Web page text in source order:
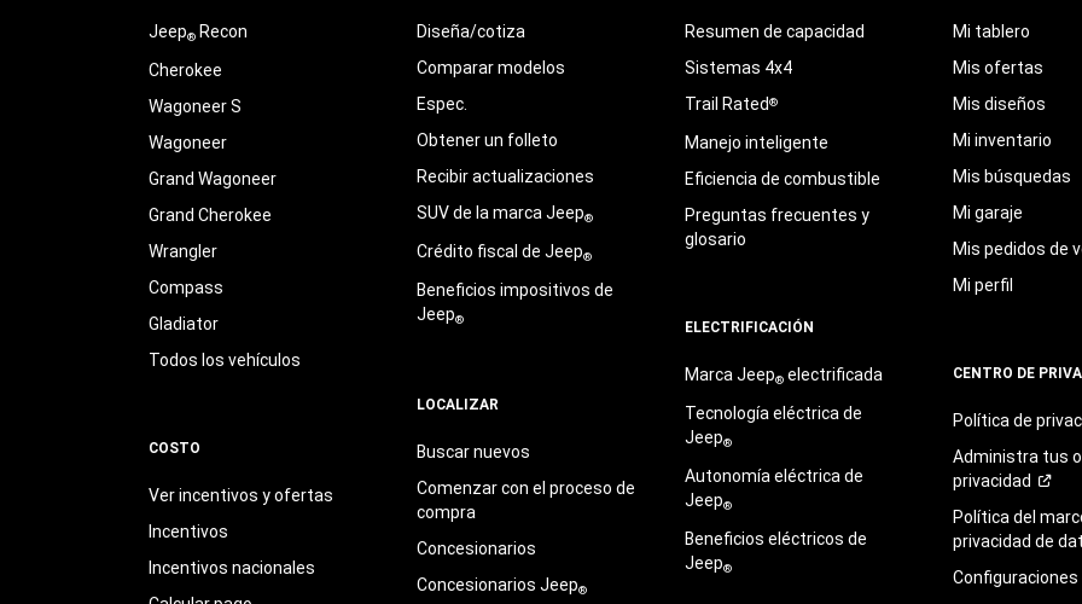
Jeep®Recon
Cherokee
Wagoneer S
Wagoneer
Grand Wagoneer
Grand Cherokee
Wrangler
Compass
Gladiator
Todos los vehículos
COSTO
Ver incentivos y ofertas
Incentivos
Incentivos nacionales
Diseña/cotiza
Comparar modelos
Espec.
Obtener un folleto
Recibir actualizaciones
SUV de la marca Jeep®
Crédito fiscal de Jeep®
Beneficios impositivos de
Jeep®
LOCALIZAR
Buscar nuevos
Comenzar con el proceso de
compra
Concesionarios
Concesionarios Jeep®
Resumen de capacidad
Sistemas 4x4
Trail Rated®
Manejo inteligente
Eficiencia de combustible
Preguntas frecuentes y
glosario
ELECTRIFICACIÓN
Marca Jeep®electrificada
Tecnología eléctrica de
Jeep®
Autonomía eléctrica de
Jeep®
Beneficios eléctricos de
Jeep®
Mi tablero
Mis ofertas
Mis diseños
Mi inventario
Mis búsquedas
Mi garaje
Mis pedidos de
Mi perfil
CENTRO DE
Política de
Administra tus
privacidad
Política del
privacidad de
Configuraciones